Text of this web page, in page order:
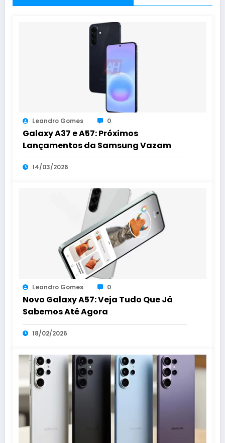
Leandro Gomes 0
Galaxy A37 e A57: Próximos
Lançamentos da Samsung Vazam
14/03/2026
Leandro Gomes 0
Novo Galaxy A57: Veja Tudo Que Já
Sabemos Até Agora
18/02/2026